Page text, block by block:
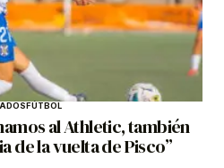
FÚTBOL
al Athletic, también
de la vuelta de Pisco”